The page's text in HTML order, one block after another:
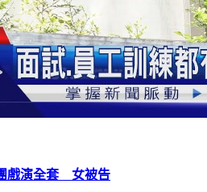
戲演全套 女被告